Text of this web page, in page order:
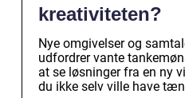
kreativiteten?
Nye omgivelser og
udfordrer vante
at se løsninger fra en ny
du ikke selv ville have